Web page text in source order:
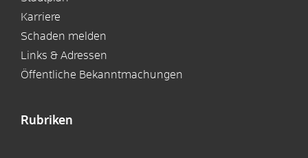
Karriere
Schaden melden
Links & Adressen
Öffentliche Bekanntmachungen
Rubriken